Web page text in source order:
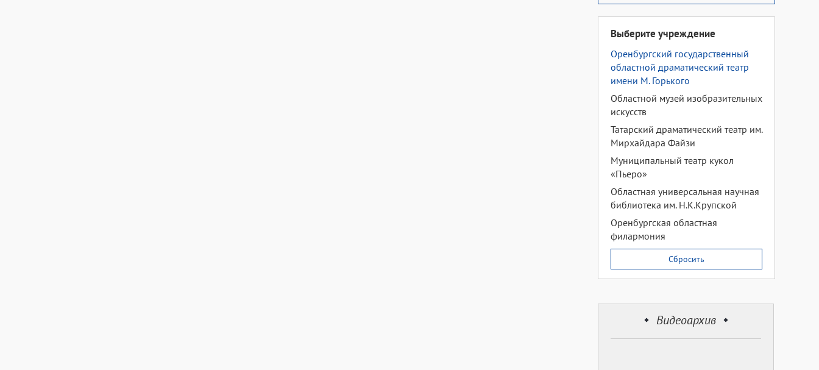
Выберите учреждение
Оренбургский государственный
областной драматический театр
имени М. Горького
Областной музей изобразительных
искусств
Татарский драматический театр им.
Мирхайдара Файзи
Муниципальный театр кукол
«Пьеро»
Областная универсальная научная
библиотека им. Н.К.Крупской
Оренбургская областная
филармония
Сбросить
Видеоархив